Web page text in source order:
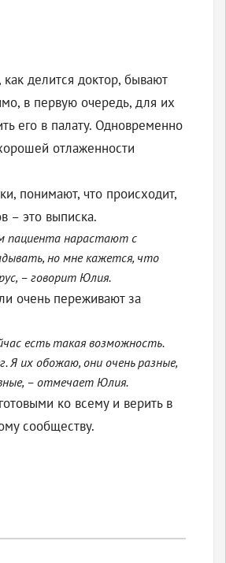
делится доктор, бывают
в первую очередь, для их
его в палату. Одновременно
отлаженности
понимают, что происходит,
– это выписка.
пациента нарастают с
но мне кажется, что
– говорит Юлия.
очень переживают за
есть такая возможность.
Я их обожаю, они очень разные,
– отмечает Юлия.
ко всему и верить в
сообществу.